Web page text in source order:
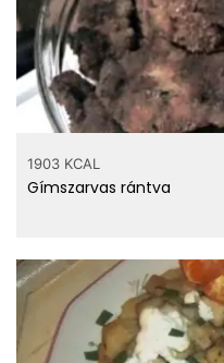
1903 KCAL
Gímszarvas rántva